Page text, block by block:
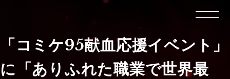
「コミケ95献血応援イベント」
に「ありふれた職業で世界最